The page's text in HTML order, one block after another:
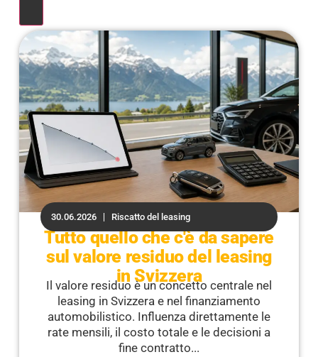
30.06.2026 Riscatto del leasing
Tutto quello che c'è da sapere
sul valore residuo del leasing
in Svizzera
Il valore residuo è un concetto centrale nel
leasing in Svizzera e nel finanziamento
automobilistico. Influenza direttamente le
rate mensili, il costo totale e le decisioni a
fine contratto...